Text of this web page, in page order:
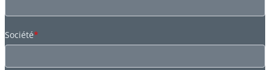
Société*